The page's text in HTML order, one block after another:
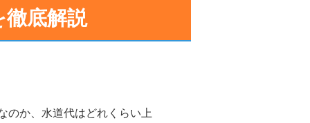
徹底解説
のか、水道代はどれくらい上